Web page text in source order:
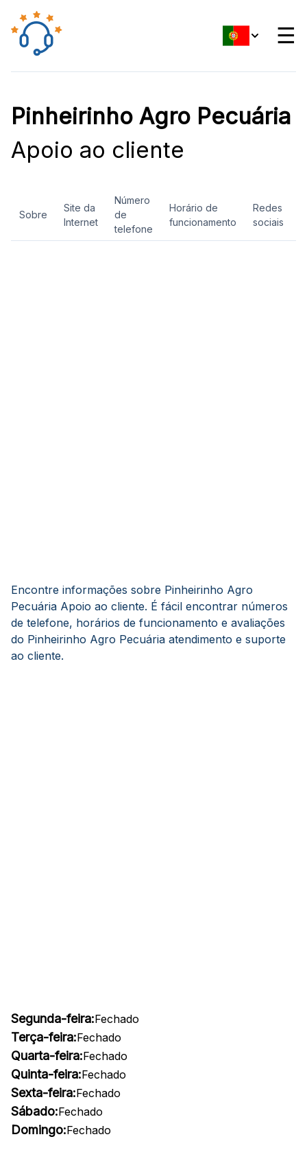
☰
Pinheirinho Agro Pecuária
Apoio ao cliente
Sobre
Site da
Internet
Número
de
telefone
Horário de
funcionamento
Redes
sociais
Encontre informações sobre Pinheirinho Agro
Pecuária Apoio ao cliente. É fácil encontrar números
de telefone, horários de funcionamento e avaliações
do Pinheirinho Agro Pecuária atendimento e suporte
ao cliente.
Segunda-feira:Fechado
Terça-feira:Fechado
Quarta-feira:Fechado
Quinta-feira:Fechado
Sexta-feira:Fechado
Sábado:Fechado
Domingo:Fechado